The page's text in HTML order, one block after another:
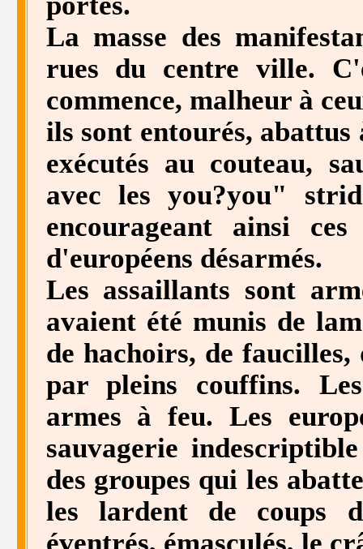
La masse des
rues du centre ville.
commence, malheur à
ils sont entourés,
exécutés au couteau,
avec les you?you"
encourageant ainsi
d'européens désarmés.
Les assaillants sont
avaient été munis de
de hachoirs, de faucilles,
par pleins couffins.
armes à feu. Les
sauvagerie
des groupes qui les
les lardent de coups
éventrés, émasculés, le